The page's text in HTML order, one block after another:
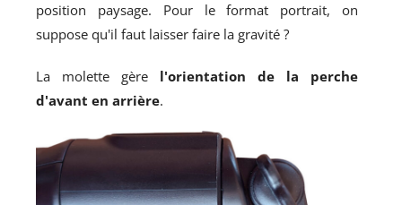
position paysage. Pour le format portrait, on
suppose qu'il faut laisser faire la gravité ?
La molette gère l'orientation de la perche
d'avant en arrière.